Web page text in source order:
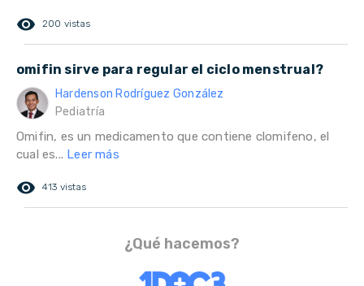
remove_red_eye 200 vistas
omifin sirve para regular el ciclo menstrual?
Hardenson Rodríguez González
Pediatría
Omifin, es un medicamento que contiene clomifeno, el
cual es... Leer más
remove_red_eye 413 vistas
¿Qué hacemos?